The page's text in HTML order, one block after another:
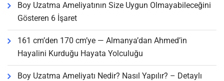
Boy Uzatma Ameliyatının Size Uygun Olmayabileceğini
Gösteren 6 İşaret
161 cm’den 170 cm’ye — Almanya’dan Ahmed’in
Hayalini Kurduğu Hayata Yolculuğu
Boy Uzatma Ameliyatı Nedir? Nasıl Yapılır? – Detaylı